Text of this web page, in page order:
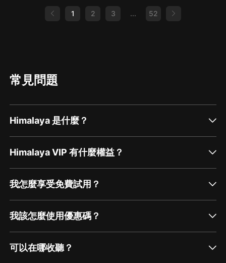
1 2 3 ... 52
常見問題
Himalaya 是什麼？
Himalaya VIP 有什麼權益？
我怎麼享受免費試用？
我該怎麼使用優惠碼？
可以在哪收聽？